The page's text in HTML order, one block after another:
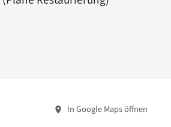
In Google Maps öffnen